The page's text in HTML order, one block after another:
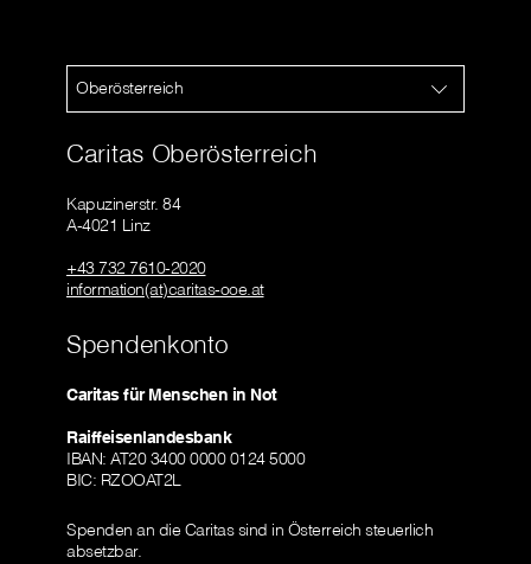
Oberösterreich
Caritas Oberösterreich
Kapuzinerstr. 84
A-4021 Linz
+43 732 7610-2020
information(at)caritas-ooe.at
Spendenkonto
Caritas für Menschen in Not
Raiffeisenlandesbank
IBAN: AT20 3400 0000 0124 5000
BIC: RZOOAT2L
Spenden an die Caritas sind in Österreich steuerlich
absetzbar.